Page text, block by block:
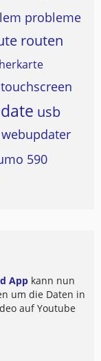
probleme
routen
touchscreen
usb
webupdater
590
App kann nun
um die Daten in
auf Youtube